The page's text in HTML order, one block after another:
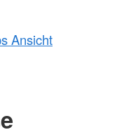
Ansicht